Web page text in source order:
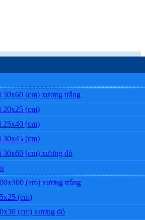
30x60 (cm) xương trắng
20x25 (cm)
25x40 (cm)
30x45 (cm)
30x60 (cm) xương đỏ
(cm) xương trắng
(cm)
(cm) xương đỏ